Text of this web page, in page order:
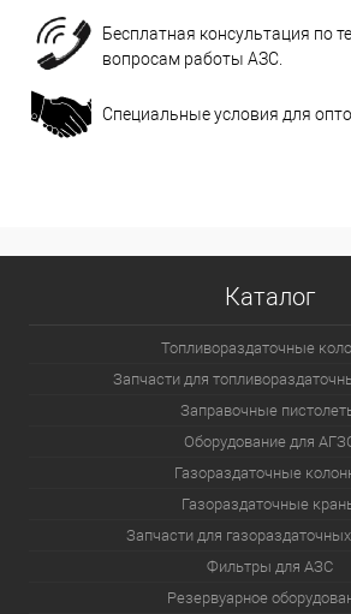
Бесплатная консультация по
вопросам работы АЗС.
Специальные условия для
Каталог
Топливораздаточные
Запчасти для
Заправочные
Оборудование для
Газораздаточные
Газораздаточные
Запчасти для
Фильтры для АЗС
Резервуарное